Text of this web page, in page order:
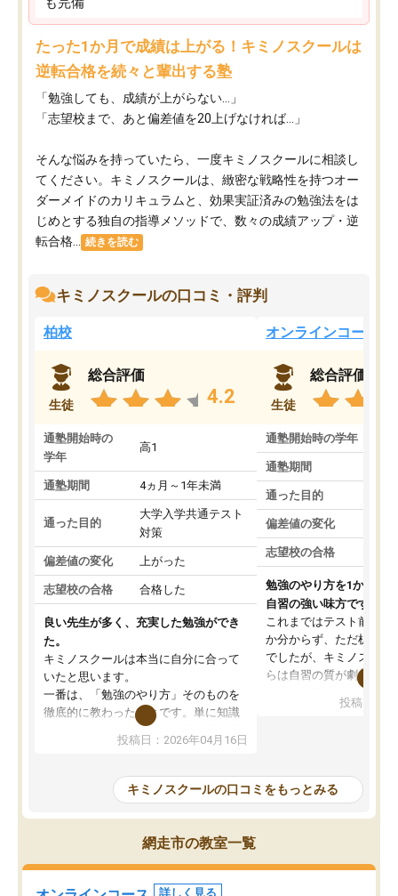
たった1か月で成績は上がる！キミノスクールは
逆転合格を続々と輩出する塾
「勉強しても、成績が上がらない…」
「志望校まで、あと偏差値を20上げなければ…」
そんな悩みを持っていたら、一度キミノスクールに相談し
てください。キミノスクールは、緻密な戦略性を持つオー
ダーメイドのカリキュラムと、効果実証済みの勉強法をは
じめとする独自の指導メソッドで、数々の成績アップ・逆
転合格...
続きを読む
キミノスクールの口コミ・評判
柏校
生徒
総合評価
4.2
通塾開始時の
学年
高1
通塾期間 4ヵ月～1年未満
通った目的
大学入学共通テスト
対策
偏差値の変化 上がった
志望校の合格 合格した
良い先生が多く、充実した勉強ができ
た。
キミノスクールは本当に自分に合って
いたと思います。
一番は、「勉強のやり方」そのものを
徹底的に教わったことです。単に知識
を詰め込むのではなく、自学自習の習
慣が身につくよう並走してくれるの
はなくなりました。
講師の方との距離も近く、親身なコー
チングのおかげで、停滞期もモチベー
ションを維持できました。「やらされ
る勉強」から「目標のための勉強」へ
意識が変わったことが、目標校への合
投稿日：2026年04月16日
オンラインコース
生徒
総合評価
通塾開始時の学年
通塾期間
通った目的
偏差値の変化
志望校の合格
勉強のやり方を1から教
自習の強い味方です。
これまではテスト前に何
か分からず、ただ机に座
でしたが、キミノスクー
らは自習の質が劇的に変
を明確にしてくれるの
の仕方をコーチングして
ルなので、家での学習習
身につきました。結果と
た。自分から学ぶ姿勢を
投稿日：
キミノスクールの口コミをもっとみる
網走市の教室一覧
詳しく見る